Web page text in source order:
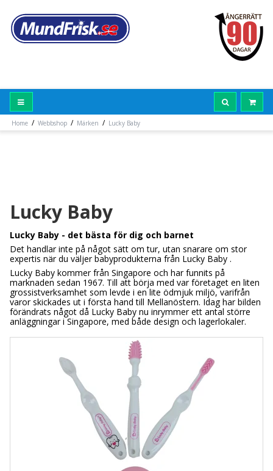
Home / Webbshop / Märken / Lucky Baby
Lucky Baby
Lucky Baby - det bästa för dig och barnet
Det handlar inte på något sätt om tur, utan snarare om stor
expertis när du väljer babyprodukterna från Lucky Baby .
Lucky Baby kommer från Singapore och har funnits på
marknaden sedan 1967. Till att börja med var företaget en liten
grossistverksamhet som levde i en lite ödmjuk miljö, varifrån
varor skickades ut i första hand till Mellanöstern. Idag har bilden
förändrats något då Lucky Baby nu inrymmer ett antal större
anläggningar i Singapore, med både design och lagerlokaler.